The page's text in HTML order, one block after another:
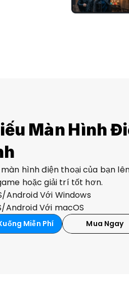
Màn Hình
màn hình điện thoại của bạn
hoặc giải trí tốt hơn.
Android Với Windows
Android Với macOS
Miễn Phí Mua Ngay